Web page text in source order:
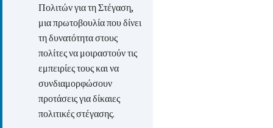
Πολιτών για τη Στέγαση,
μια πρωτοβουλία που δίνει
τη δυνατότητα στους
πολίτες να μοιραστούν τις
εμπειρίες τους και να
συνδιαμορφώσουν
προτάσεις για δίκαιες
πολιτικές στέγασης.